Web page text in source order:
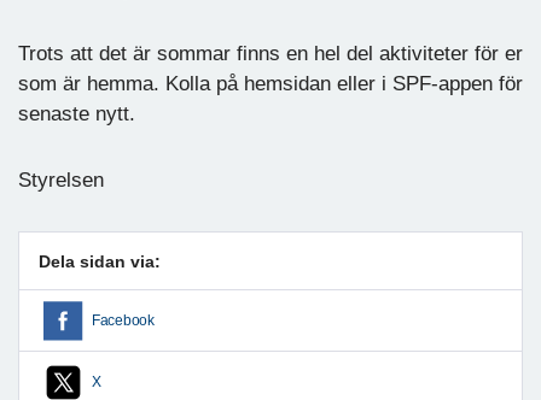
Trots att det är sommar finns en hel del aktiviteter för er
som är hemma. Kolla på hemsidan eller i SPF-appen för
senaste nytt.
Styrelsen
Dela sidan via:
Facebook
X